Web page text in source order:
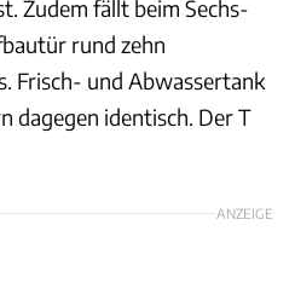
Zudem fällt beim Sechs-
rund zehn
Frisch- und Abwassertank
dagegen identisch. Der T
ANZEIGE